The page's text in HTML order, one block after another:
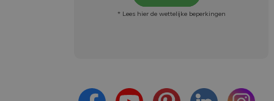
* Lees hier de wettelijke beperkingen